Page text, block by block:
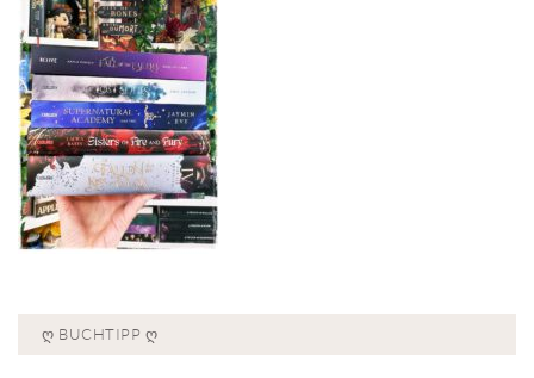
Ღ BUCHTIPP Ღ